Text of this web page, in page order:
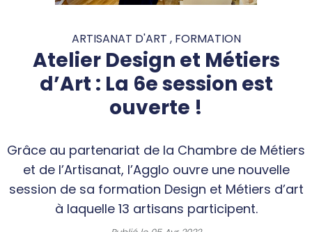
ARTISANAT D'ART , FORMATION
Atelier Design et Métiers
d’Art : La 6e session est
ouverte !
Grâce au partenariat de la Chambre de Métiers
et de l’Artisanat, l’Agglo ouvre une nouvelle
session de sa formation Design et Métiers d’art
à laquelle 13 artisans participent.